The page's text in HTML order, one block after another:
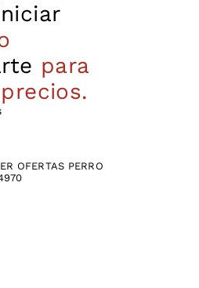
para
OFERTAS PERRO